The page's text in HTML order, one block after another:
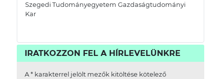
Szegedi Tudományegyetem Gazdaságtudományi
Kar
IRATKOZZON FEL A HÍRLEVELÜNKRE
A *karakterrel jelölt mezők kitöltése kötelező